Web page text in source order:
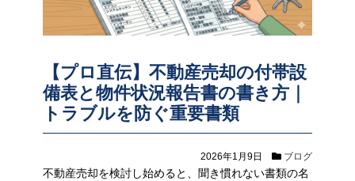
【プロ直伝】不動産売却の付帯設
備表と物件状況報告書の書き方｜
トラブルを防ぐ重要書類
2026年1月9日 ブログ
不動産売却を検討し始めると、聞き慣れない書類の名